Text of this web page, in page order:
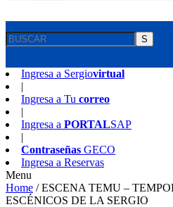
S
Ingresa a Sergiovirtual
|
Ingresa a Tu correo
|
Ingresa a PORTALSAP
|
Contraseñas GECO
Ingresa a Reservas
Menu
Home /ESCENA TEMU –
ESCÉNICOS DE LA SERGIO